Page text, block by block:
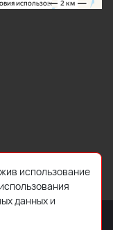
использование
данных и